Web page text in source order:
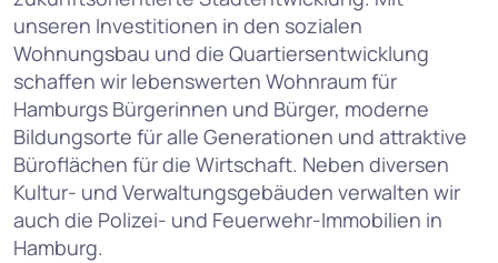
unseren Investitionen in den sozialen
Wohnungsbau und die Quartiersentwicklung
schaffen wir lebenswerten Wohnraum für
Hamburgs Bürgerinnen und Bürger, moderne
Bildungsorte für alle Generationen und attraktive
Büroflächen für die Wirtschaft. Neben diversen
Kultur- und Verwaltungsgebäuden verwalten wir
auch die Polizei- und Feuerwehr-Immobilien in
Hamburg.